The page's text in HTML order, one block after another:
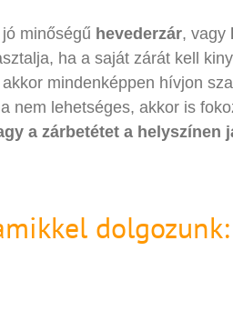
minőségű hevederzár, vagy
ha a saját zárát kell
akkor mindenképpen hívjon
nem lehetséges, akkor is
a zárbetétet a helyszínen
dolgozunk: